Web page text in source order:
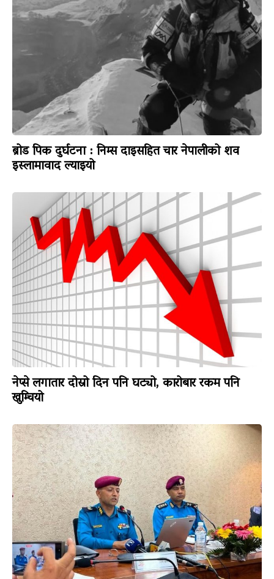
ब्रोड पिक दुर्घटना : निम्स दाइसहित चार नेपालीको शव
इस्लामावाद ल्याइयो
नेप्से लगातार दोस्रो दिन पनि घट्यो, कारोबार रकम पनि
खुम्चियो